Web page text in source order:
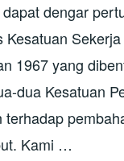
dengar
1967 yang
dua Kesatuan
Kami …